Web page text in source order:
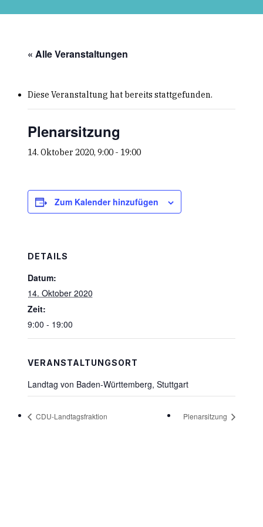
« Alle Veranstaltungen
Diese Veranstaltung hat bereits stattgefunden.
Plenarsitzung
14. Oktober 2020, 9:00- 19:00
Zum Kalender hinzufügen
DETAILS
Datum:
14. Oktober 2020
Zeit:
9:00 - 19:00
VERANSTALTUNGSORT
Landtag von Baden-Württemberg, Stuttgart
CDU-Landtagsfraktion Plenarsitzung